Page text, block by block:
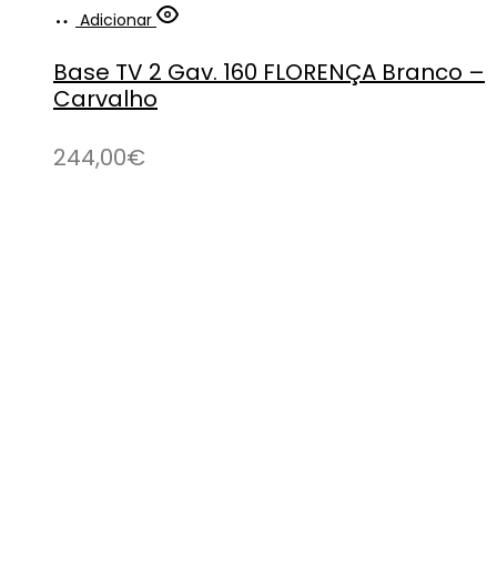
Adicionar
Base TV 2 Gav. 160 FLORENÇA Branco –
Carvalho
244,00€